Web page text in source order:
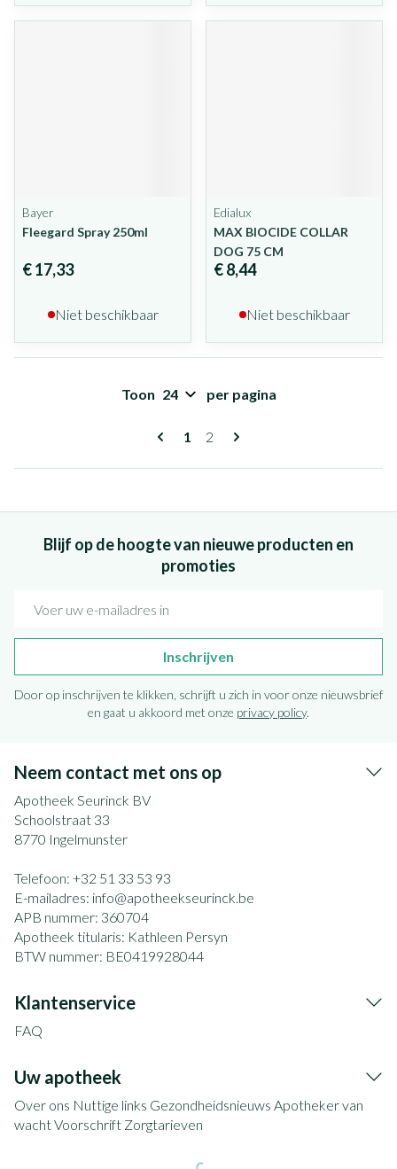
Bayer
Fleegard Spray 250ml
€ 17,33
Niet beschikbaar
Edialux
MAX BIOCIDE COLLAR
DOG 75 CM
€ 8,44
Niet beschikbaar
Pagina's
U lees momenteel pagina
1 Pagina
2
Toon per pagina
Blijf op de hoogte van nieuwe producten en
promoties
Inschrijven
Door op inschrijven te klikken, schrijft u zich in voor onze nieuwsbrief
en gaat u akkoord met onze privacy policy.
Neem contact met ons op
Apotheek Seurinck BV
Schoolstraat 33
8770 Ingelmunster
Telefoon: +32 51 33 53 93
E-mailadres: info@apotheekseurinck.be
APB nummer: 360704
Apotheek titularis: Kathleen Persyn
BTW nummer: BE0419928044
Klantenservice
FAQ
Uw apotheek
Over ons Nuttige links Gezondheidsnieuws Apotheker van
wachtVoorschrift Zorgtarieven